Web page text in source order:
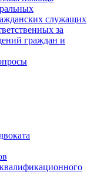
служащих
за
граждан и